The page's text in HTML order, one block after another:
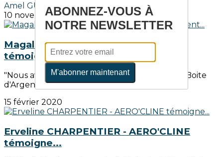
Amel GUEDDOUM
10 novembre 2020
Magali & Lamia - AU BOUT DU BAR
témoignent...
"Nous avons sollicité Initiactive 95 car L'Ouvre Boite
d'Argenteuil Bezon, nous en a parlé, et...
15 février 2020
Erveline CHARPENTIER - AERO'CLINE
témoigne...
ABONNEZ-VOUS À
NOTRE NEWSLETTER
M'abonner maintenant